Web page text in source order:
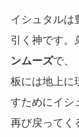
イシュタルは
引く神です。
ンムーズで、
板には地上に
すためにイシ
再び戻ってく